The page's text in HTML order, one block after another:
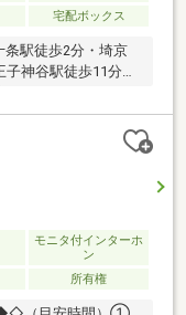
宅配ボックス
駅徒歩2分・埼京
神谷駅徒歩11分
オートロックシス
ボックス設置で24
・玄関に専用アルコ
全性の高い、IHクッ
～・ツルハド
セブンイレブン 東
中央総合病院…徒歩2
ットストア 王子桜
モニタ付インターホ
ン
所有権